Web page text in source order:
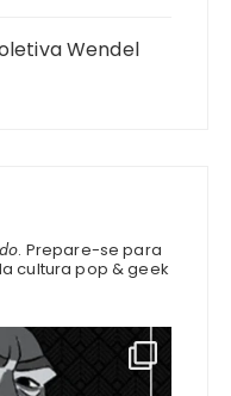
Wendel
Prepare-se para
cultura pop & geek